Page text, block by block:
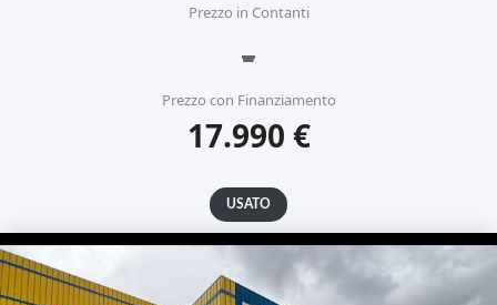
Prezzo in Contanti
-
Prezzo con Finanziamento
17.990 €
USATO